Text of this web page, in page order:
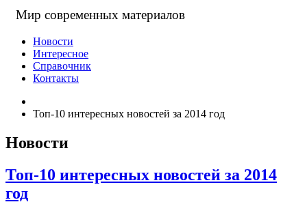
Мир современных материалов
Новости
Интересное
Справочник
Контакты
Топ-10 интересных новостей за 2014 год
Новости
Топ-10 интересных новостей за 2014
год